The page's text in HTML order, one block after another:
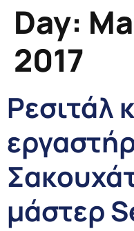
Day:
2017
Ρεσιτάλ
μάστερ